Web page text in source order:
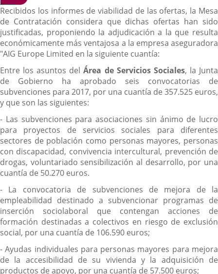
Recibidos los informes de viabilidad de las ofertas, la Mesa
de Contratación considera que dichas ofertas han sido
justificadas, proponiendo la adjudicación a la que resulta
económicamente más ventajosa a la empresa aseguradora
"AIG Europe Limited en la siguiente cuantía:
Entre los asuntos delÁrea de Servicios Sociales, la Junta
de Gobierno ha aprobado seis convocatorias de
subvenciones para 2017, por una cuantía de 357.525 euros,
y que son las siguientes:
- Las subvenciones para asociaciones sin ánimo de lucro
para proyectos de servicios sociales para diferentes
sectores de población como personas mayores, personas
con discapacidad, convivencia intercultural, prevención de
drogas, voluntariado sensibilización al desarrollo, por una
cuantía de 50.270 euros.
- La convocatoria de subvenciones de mejora de la
empleabilidad destinado a subvencionar programas de
inserción sociolaboral que contengan acciones de
formación destinadas a colectivos en riesgo de exclusión
social, por una cuantía de 106.590 euros;
- Ayudas individuales para personas mayores para mejora
de la accesibilidad de su vivienda y la adquisición de
productos de apoyo, por una cuantía de 57.500 euros;